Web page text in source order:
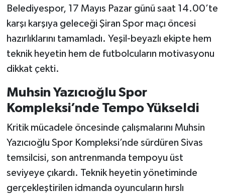
Belediyespor, 17 Mayıs Pazar günü saat 14.00’te
karşı karşıya geleceği Şiran Spor maçı öncesi
hazırlıklarını tamamladı. Yeşil-beyazlı ekipte hem
teknik heyetin hem de futbolcuların motivasyonu
dikkat çekti.
Muhsin Yazıcıoğlu Spor
Kompleksi’nde Tempo Yükseldi
Kritik mücadele öncesinde çalışmalarını Muhsin
Yazıcıoğlu Spor Kompleksi’nde sürdüren Sivas
temsilcisi, son antrenmanda tempoyu üst
seviyeye çıkardı. Teknik heyetin yönetiminde
gerçekleştirilen idmanda oyuncuların hırslı